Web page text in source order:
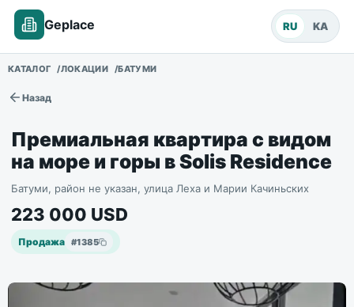
Geplace RU KA
КАТАЛОГ ЛОКАЦИИ БАТУМИ
Назад
Премиальная квартира с видом
на море и горы в Solis Residence
Батуми, район не указан, улица Леха и Марии Качиньских
223 000 USD
Продажа #1385